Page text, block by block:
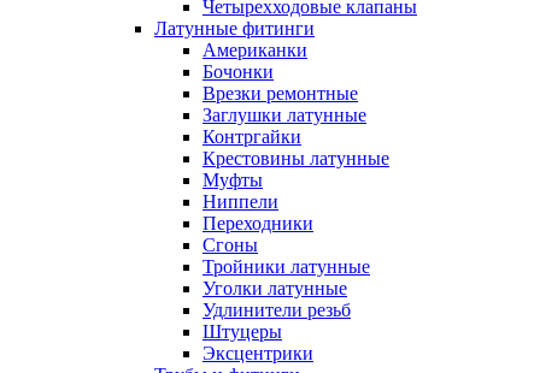
Четырехходовые клапаны
Латунные фитинги
Американки
Бочонки
Врезки ремонтные
Заглушки латунные
Контргайки
Крестовины латунные
Муфты
Ниппели
Переходники
Сгоны
Тройники латунные
Уголки латунные
Удлинители резьб
Штуцеры
Эксцентрики